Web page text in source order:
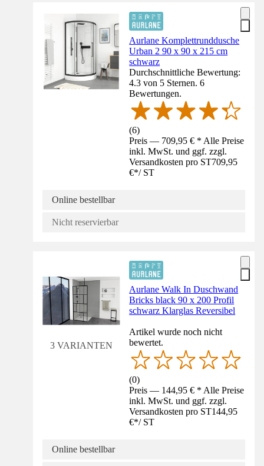
Aurlane Komplettrunddusche
Urban 2 90 x 90 x 215 cm
schwarz
Durchschnittliche Bewertung:
4.3 von 5 Sternen. 6
Bewertungen.
(6)
Preis — 709,95 € * Alle Preise
inkl. MwSt. und ggf. zzgl.
Versandkosten pro ST709,95
€*/ ST
Online bestellbar
Nicht reservierbar
3 VARIANTEN
Aurlane Walk In Duschwand
Bricks black 90 x 200 Profil
schwarz Klarglas Reversibel
Artikel wurde noch nicht
bewertet.
(0)
Preis — 144,95 € * Alle Preise
inkl. MwSt. und ggf. zzgl.
Versandkosten pro ST144,95
€*/ ST
Online bestellbar